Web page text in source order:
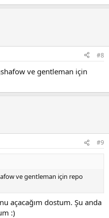
#8
ve gentleman için
#9
ve gentleman için repo
açacağım dostum. Şu anda
:)